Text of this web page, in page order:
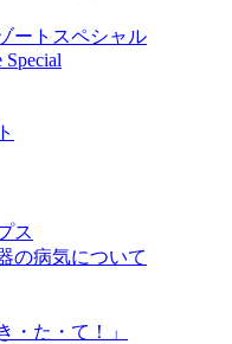
ートスペシャル
ス
の病気について
・た・て！」